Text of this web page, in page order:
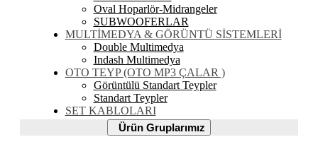
Oval Hoparlör-Midrangeler
SUBWOOFERLAR
MULTİMEDYA & GÖRÜNTÜ SİSTEMLERİ
Double Multimedya
Indash Multimedya
OTO TEYP (OTO MP3 ÇALAR )
Görüntülü Standart Teypler
Standart Teypler
SET KABLOLARI
Ürün
Gruplarımız
Ürün Gruplarımız